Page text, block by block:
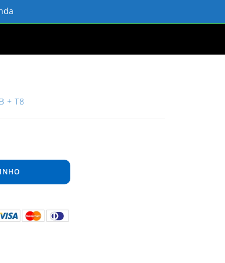
+ T8